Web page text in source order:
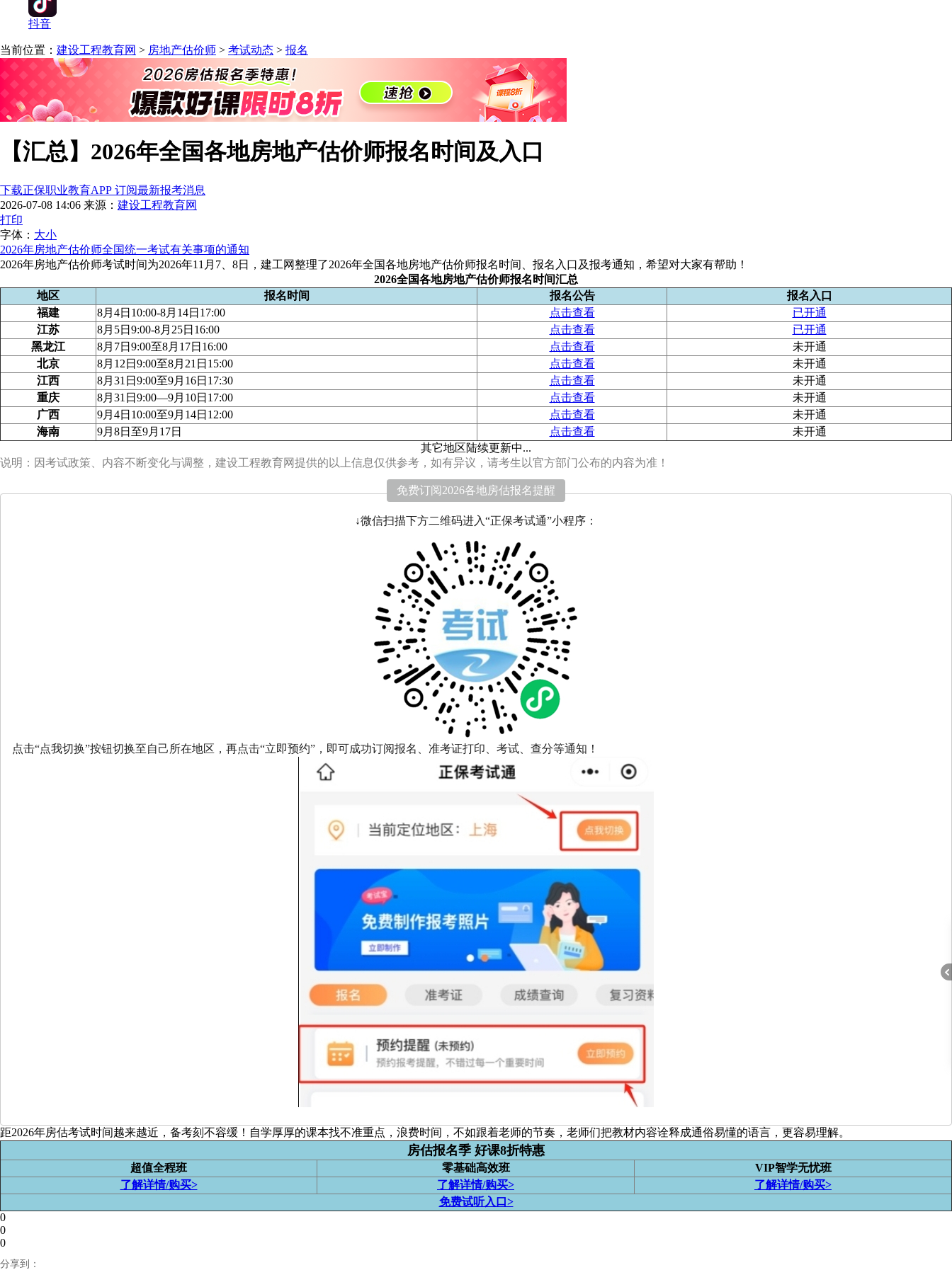
抖音
当前位置： 建设工程教育网 > 房地产估价师 > 考试动态 > 报名
【汇总】2026年全国各地房地产估价师报名时间及入口
下载正保职业教育APP 订阅最新报考消息
2026-07-08 14:06 来源： 建设工程教育网
打印
字体： 大小
2026年房地产估价师全国统一考试有关事项的通知
2026年房地产估价师考试时间为2026年11月7、8日， 建工网整理了2026年全国各地房地产估价师报名时间、报名入口及报考通知，希望对大家有帮助！
2026全国各地房地产估价师报名时间汇总
地区
报名时间 报名公告
报名入口
福建
8月4日10:00-8月14日17:00 点击查看
已开通
江苏
8月5日9:00-8月25日16:00 点击查看
已开通
黑龙江 8月 7日 9:00至8月 17日 16:00 点击查看
未开通
北京
8月12日9:00至8月21日15:00 点击查看
未开通
江西
8月31日9:00至9月16日17:30 点击查看
未开通
重庆
8月31日9:00—9月10日17:00 点击查看
未开通
广西
9月4日10:00至9月14日12:00 点击查看
未开通
海南
9月8日至9月17日 点击查看
未开通
其它地区陆续更新中...
说明：因考试政策、内容不断变化与调整，建设工程教育网提供的以上信息仅供参考，如有异议，请考生以官方部门公布的内容为准！
免费订阅2026各地房估报名提醒
↓微信扫描下方二维码进入“正保考试通”小程序：
点击“点我切换”按钮切换至自己所在地区，再点击“立即预约”，即可成功订阅报名、准考证打印、考试、查分等通知！
距2026年房估考试时间越来越近，备考刻不容缓！自学厚厚的课本找不准重点，浪费时间，不如跟着老师的节奏，老师们把教材内容诠释成通俗易懂的语言，更容易理解。
房估报名季 好课8折特惠
超值全程班 零基础高效班
VIP智学无忧班
了解详情/购买>
了解详情/购买>
了解详情/购买>
免费试听入口>
0
0
0
分享到：